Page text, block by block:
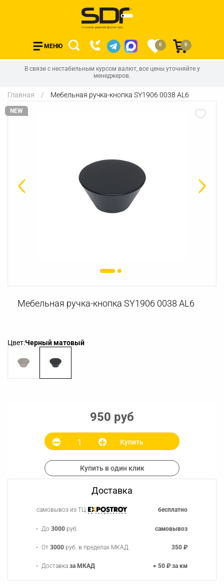
МЕНЮ 0 0
В связи с нестабильным курсом валют, все цены уточняйте у
менеджеров.
Главная Мебельная ручка-кнопка SY1906 0038 AL6
NEW
Мебельная ручка-кнопка SY1906 0038 AL6
Цвет:Черный матовый
950 руб
Купить
Купить в один клик
Доставка
самовывоз из ТЦ бесплатно
До3000 руб. самовывоз
От3000 руб. в пределах МКАД 350 ₽
Доставказа МКАД + 50 ₽ за км